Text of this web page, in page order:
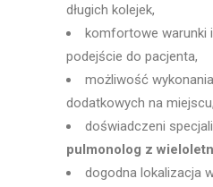
długich kolejek,
komfortowe warunki
podejście do pacjenta,
możliwość
dodatkowych na miejscu,
doświadczeni
pulmonolog z
dogodna lokalizacja